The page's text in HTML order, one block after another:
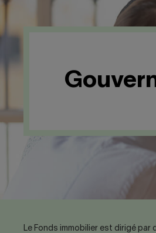
Le Fonds immobilier est dirigé